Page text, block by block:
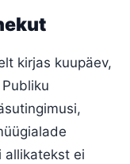
kirjas kuupäev,
allikatekst ei